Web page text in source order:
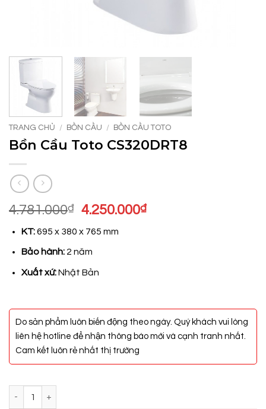
TRANG CHỦ / BỒN CẦU / BỒN CẦU TOTO
Bồn Cầu Toto CS320DRT8
4.781.000₫
Giá
là:
4.781.000₫.
4.250.000₫Giá
KT:695 x 380 x 765 mm
Bảo hành: 2 năm
Xuất xứ:Nhật Bản
Do sản phẩm luôn biến động theo ngày. Quý khách vui lòng
liên hệ hotline để nhận thông báo mới và cạnh tranh nhất.
Cam kết luôn rẻ nhất thị trường